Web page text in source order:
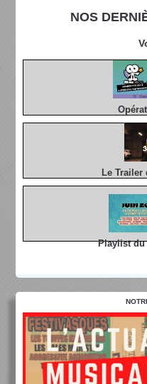
NOS
Le Trailer
Playlist du